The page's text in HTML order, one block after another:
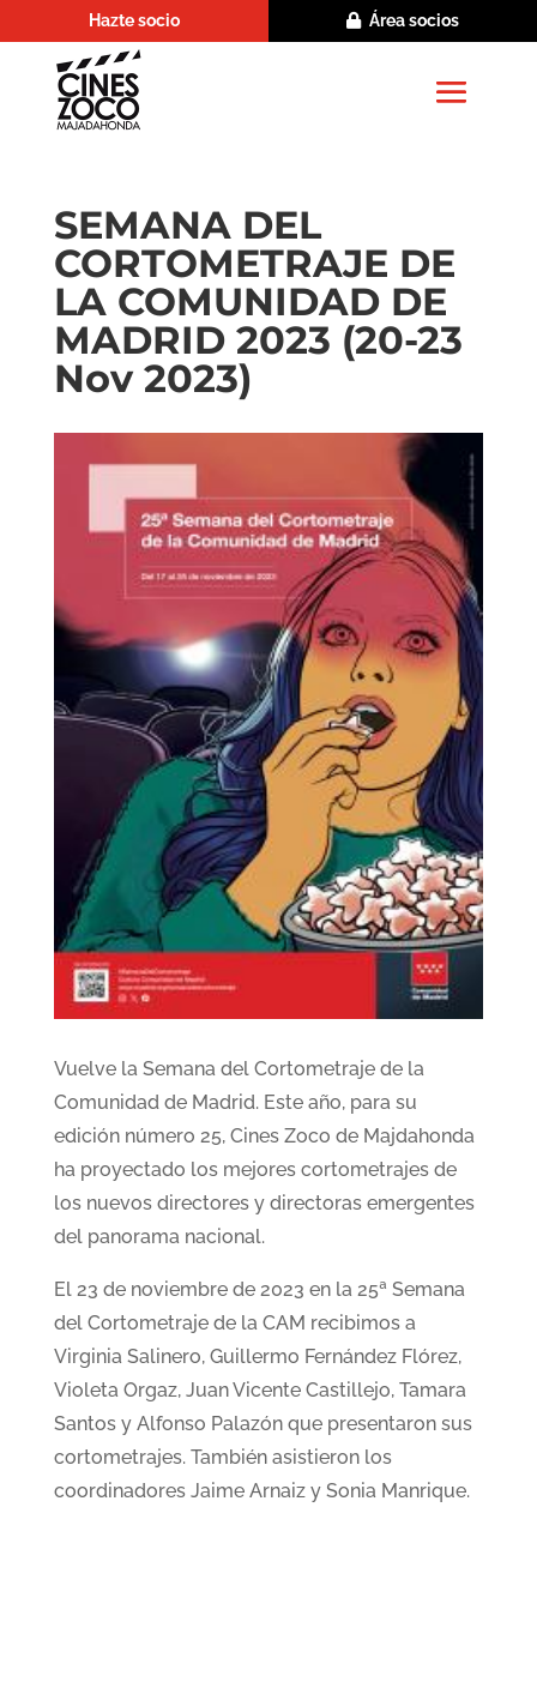
Hazte socio Área socios
SEMANA DEL
CORTOMETRAJE DE
LA COMUNIDAD DE
MADRID 2023 (20-23
Nov 2023)
Vuelve la Semana del Cortometraje de la
Comunidad de Madrid. Este año, para su
edición número 25, Cines Zoco de Majdahonda
ha proyectado los mejores cortometrajes de
los nuevos directores y directoras emergentes
del panorama nacional.
El 23 de noviembre de 2023 en la 25ª Semana
del Cortometraje de la CAM recibimos a
Virginia Salinero, Guillermo Fernández Flórez,
Violeta Orgaz, Juan Vicente Castillejo, Tamara
Santos y Alfonso Palazón que presentaron sus
cortometrajes. También asistieron los
coordinadores Jaime Arnaiz y Sonia Manrique.